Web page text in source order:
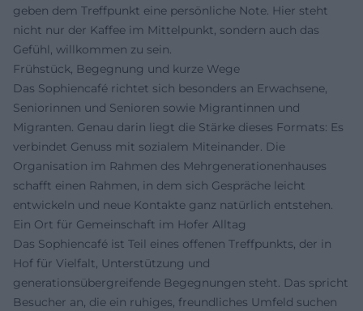
geben dem Treffpunkt eine persönliche Note. Hier steht
nicht nur der Kaffee im Mittelpunkt, sondern auch das
Gefühl, willkommen zu sein.
Frühstück, Begegnung und kurze Wege
Das Sophiencafé richtet sich besonders an Erwachsene,
Seniorinnen und Senioren sowie Migrantinnen und
Migranten. Genau darin liegt die Stärke dieses Formats: Es
verbindet Genuss mit sozialem Miteinander. Die
Organisation im Rahmen des Mehrgenerationenhauses
schafft einen Rahmen, in dem sich Gespräche leicht
entwickeln und neue Kontakte ganz natürlich entstehen.
Ein Ort für Gemeinschaft im Hofer Alltag
Das Sophiencafé ist Teil eines offenen Treffpunkts, der in
Hof für Vielfalt, Unterstützung und
generationsübergreifende Begegnungen steht. Das spricht
Besucher an, die ein ruhiges, freundliches Umfeld suchen